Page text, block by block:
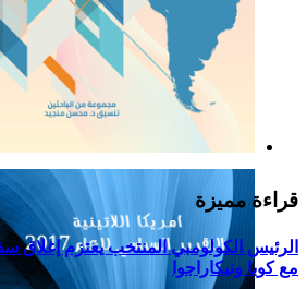
التقرير السياسي لأمريكا
اللاتينية للعام 2019
قراءة مميزة
الرئيس الكولومبي المنتخب يعتزم إغلاق
مع كوبا ونيكاراجوا